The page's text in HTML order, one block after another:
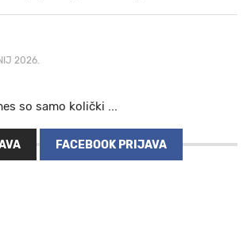
2026.
so samo količki ...
FACEBOOK PRIJAVA